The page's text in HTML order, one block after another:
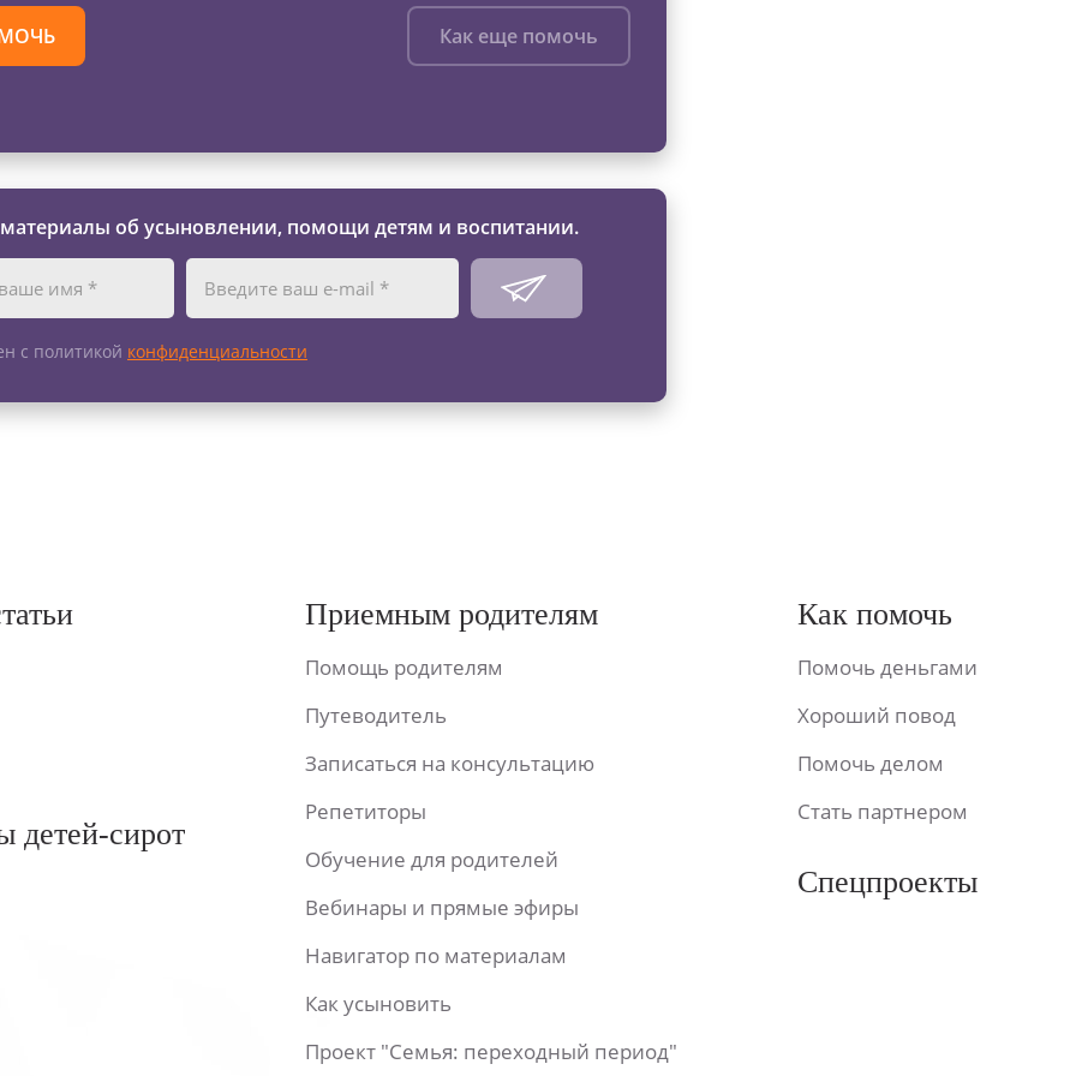
Как еще помочь
об усыновлении, помощи детям и воспитании.
с политикой конфиденциальности
детей-сирот
Приемным родителям
Помощь родителям
Путеводитель
Записаться на консультацию
Репетиторы
Обучение для родителей
Вебинары и прямые эфиры
Навигатор по материалам
Как усыновить
Проект "Семья: переходный период"
Как помочь
Помочь деньгами
Хороший повод
Помочь делом
Стать партнером
Спецпроекты